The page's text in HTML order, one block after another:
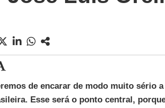
de encarar de modo muito sério
Esse será o ponto central,